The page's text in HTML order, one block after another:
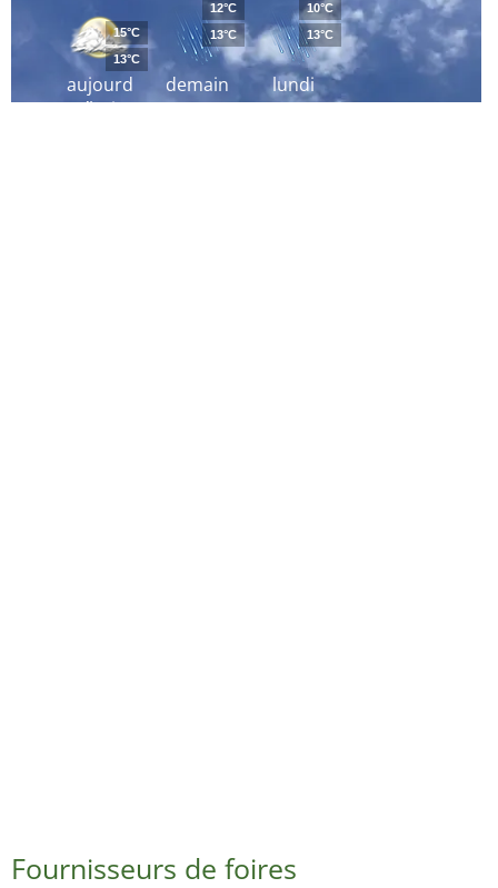
aujourd
´hui
15°C
13°C
demain
12°C
13°C
lundi
10°C
13°C
Fournisseurs de foires